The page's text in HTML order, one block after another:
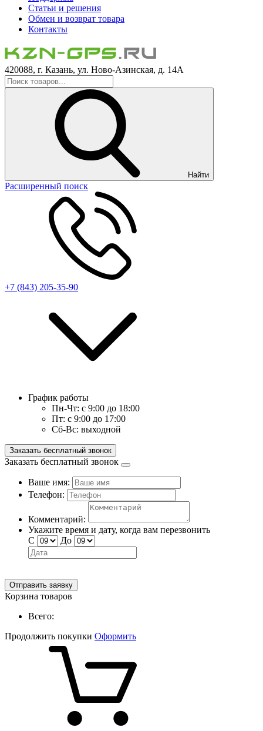
Статьи и решения
Обмен и возврат товара
Контакты
420088, г. Казань, ул. Ново-Азинская, д. 14А
Найти
Расширенный поиск
+7 (843) 205-35-90
График работы
Пн-Чт: с 9:00 до 18:00
Пт: с 9:00 до 17:00
Сб-Вс: выходной
Заказать бесплатный звонок
Заказать бесплатный звонок
Ваше имя:
Телефон:
Комментарий:
Укажите время и дату, когда вам перезвонить
С
До
Отправить заявку
Корзина товаров
Всего:
Продолжить покупки Оформить